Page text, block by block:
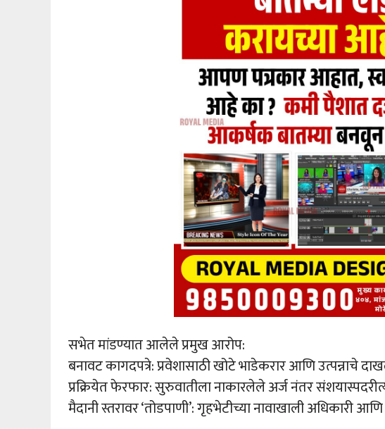
सभेत मांडण्यात आलेले प्रमुख आरोप:
बनावट कागदपत्रे: प्रवेशासाठी खोटे भाडेकरार आणि उत्पन्नाचे
प्रक्रियेत फेरफार: सुरुवातीला नाकारलेले अर्ज नंतर
मैदानी स्तरावर ‘तोडपाणी’: गृहभेटीच्या नावाखाली अधिकारी